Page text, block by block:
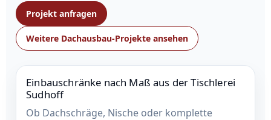
Projekt anfragen
Weitere Dachausbau-Projekte ansehen
Einbauschränke nach Maß aus der Tischlerei
Sudhoff
Ob Dachschräge, Nische oder komplette